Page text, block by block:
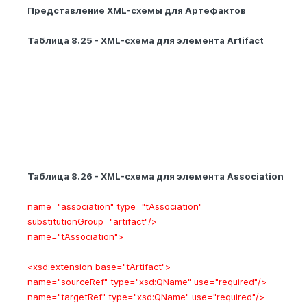
Представление XML-схемы для Артефактов
Таблица 8.25 - XML-схема для элемента Artifact
Таблица 8.26 - XML-схема для элемента Association
name="association" type="tAssociation"
substitutionGroup="artifact"/>
name="tAssociation">
<xsd:extension base="tArtifact">
name="sourceRef" type="xsd:QName" use="required"/>
name="targetRef" type="xsd:QName" use="required"/>